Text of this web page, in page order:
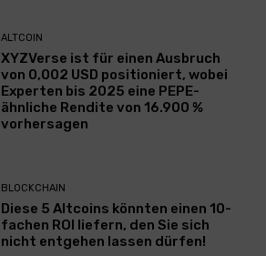
ALTCOIN
XYZVerse ist für einen Ausbruch
von 0,002 USD positioniert, wobei
Experten bis 2025 eine PEPE-
ähnliche Rendite von 16.900 %
vorhersagen
BLOCKCHAIN
Diese 5 Altcoins könnten einen 10-
fachen ROI liefern, den Sie sich
nicht entgehen lassen dürfen!